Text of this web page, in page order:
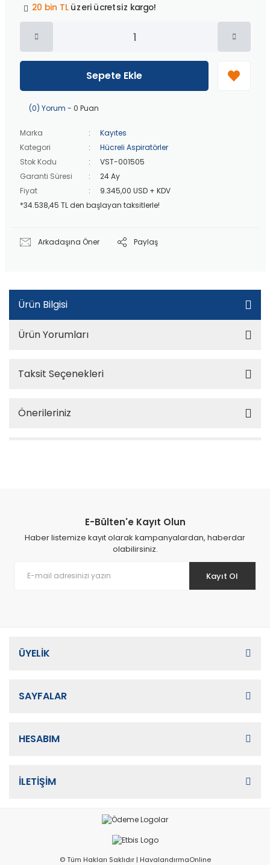
20 bin TLüzeri ücretsiz kargo!
40 bin TL
Peşin fiyatına
üzeri ücretsiz kargo!
üzeri ücretsiz kargo!
40 bin TLüzeri özel teklif!
Sepete Ekle
(0) Yorum - 0 Puan
Marka
Kayıtes
Kategori
Hücreli Aspiratörler
Stok Kodu
VST-001505
Garanti Süresi
24 Ay
Fiyat
9.345,00 USD + KDV
*34.538,45 TL den başlayan taksitlerle!
Arkadaşına Öner Paylaş
Ürün Bilgisi
Ürün Yorumları
Taksit Seçenekleri
Önerileriniz
E-Bülten'e Kayıt Olun
Haber listemize kayıt olarak kampanyalardan, haberdar
olabilirsiniz.
Kayıt Ol
ÜYELİK
SAYFALAR
HESABIM
İLETİŞİM
© Tüm Hakları Saklıdır | HavalandırmaOnline